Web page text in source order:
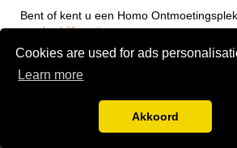
Cookies are used for ads
Learn more
Akkoord
Bent of kent u een Homo
een bedrijf gratis aan